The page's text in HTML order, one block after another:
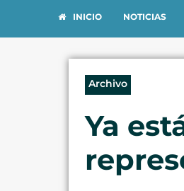
INICIO NOTICIAS
Archivo
Ya